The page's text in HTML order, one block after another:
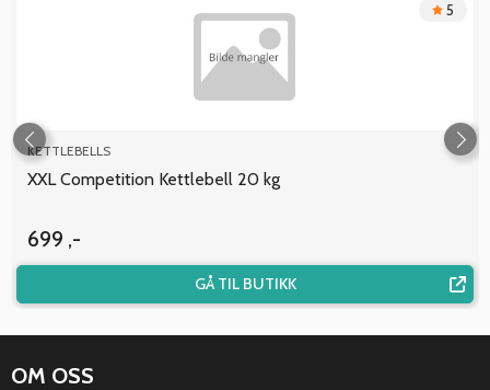
5
KETTLEBELLS
XXL Competition Kettlebell 20 kg
699 ,-
GÅ TIL BUTIKK
OM OSS